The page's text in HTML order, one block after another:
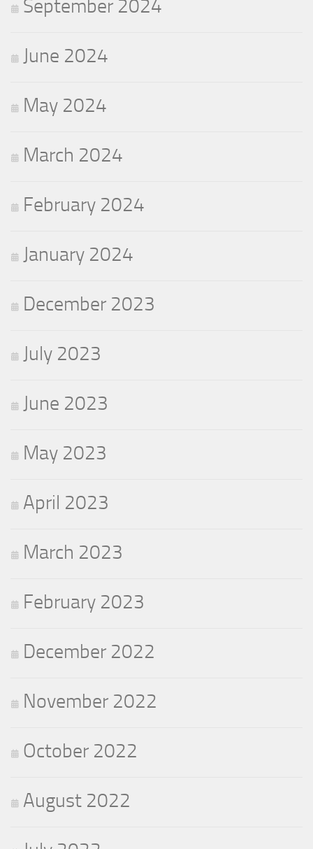
September 2024
June 2024
May 2024
March 2024
February 2024
January 2024
December 2023
July 2023
June 2023
May 2023
April 2023
March 2023
February 2023
December 2022
November 2022
October 2022
August 2022